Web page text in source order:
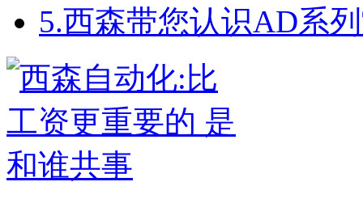
5.西森带您认识AD系